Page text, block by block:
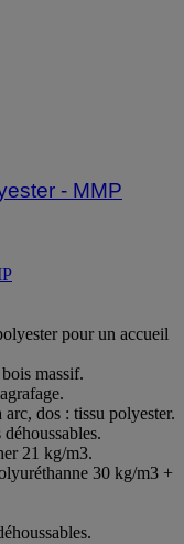
- MMP
pour un accueil
massif.
arc, dos : tissu polyester.
21 kg/m3.
30 kg/m3 +